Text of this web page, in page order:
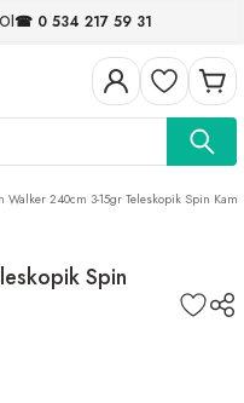
☎ 0 534 217 59 31
Walker 240cm 3-15gr Teleskopik Spin
Spin